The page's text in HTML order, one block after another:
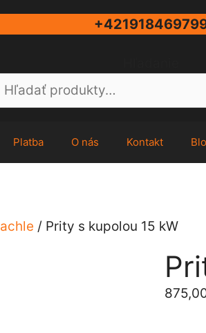
Platba O nás Kontakt
/ Prity s kupolou 15 kW